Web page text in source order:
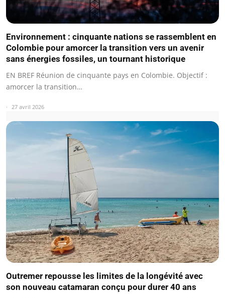
Environnement : cinquante nations se rassemblent en
Colombie pour amorcer la transition vers un avenir
sans énergies fossiles, un tournant historique
EN BREF Réunion de cinquante pays en Colombie. Objectif :
amorcer la transition…
27 avril 2026
Outremer repousse les limites de la longévité avec
son nouveau catamaran conçu pour durer 40 ans